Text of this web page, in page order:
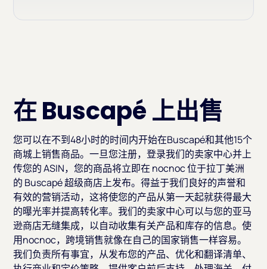
在 Buscapé 上出售
您可以在不到48小时的时间内开始在Buscapé和其他15个
商城上销售商品。一旦您注册，登录我们的卖家中心并上
传您的 ASIN，您的商品将立即在 nocnoc 位于拉丁美洲
的 Buscapé 超级商店上发布。得益于我们良好的声誉和
有效的营销活动，这将使您的产品从第一天起就获得最大
的曝光率并提高转化率。我们的卖家中心可以与您的亚马
逊商店无缝集成，以自动收集有关产品和库存的信息。使
用nocnoc，跨境销售就像在自己的国家销售一样容易。
我们负责所有事宜，从发布您的产品、优化和翻译清单、